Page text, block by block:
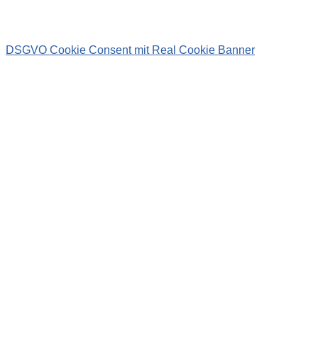
DSGVO Cookie Consent mit Real Cookie Banner